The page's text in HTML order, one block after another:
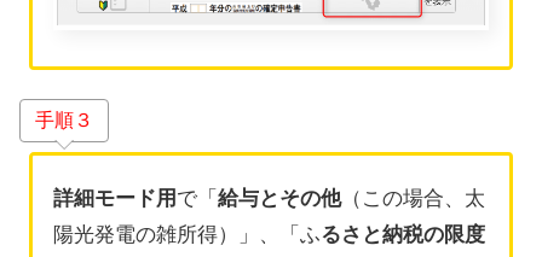
手順３
詳細モード用 で「給与とその他（この場合、太
陽光発電の雑所得）」、「ふるさと納税の限度